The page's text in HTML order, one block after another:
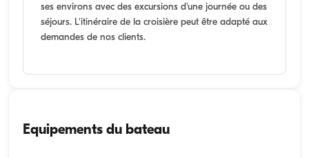
ses environs avec des excursions d'une journée ou des
séjours. L'itinéraire de la croisière peut être adapté aux
demandes de nos clients.
Equipements du bateau